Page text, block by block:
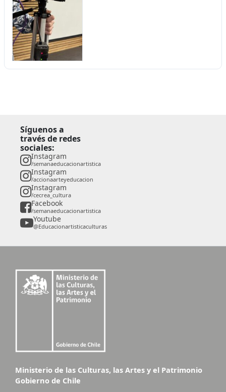
Síguenos a
través de redes
sociales:
Instagram
/semanaeducacionartistica
Instagram
/accionaarteyeducacion
Instagram
/cecrea_cultura
Facebook
/semanaeducacionartistica
Youtube
@Educacionartisticaculturas
Ministerio de las Culturas, las Artes y el Patrimonio
Gobierno de Chile